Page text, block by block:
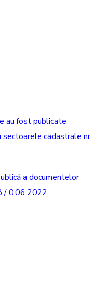
au fost publicate
cadastrale nr.
a documentelor
/ 0.06.2022